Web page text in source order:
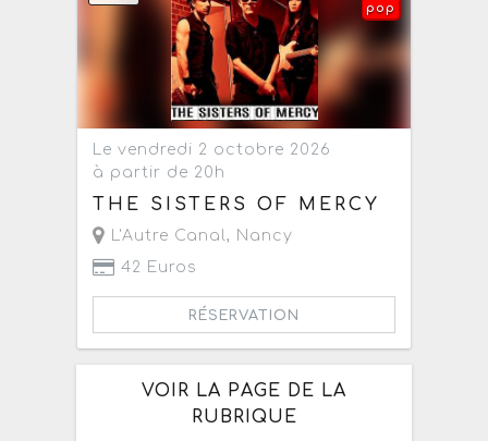
pop
Le vendredi 2 octobre 2026
à partir de 20h
THE SISTERS OF MERCY
L'Autre Canal , Nancy
42 Euros
RÉSERVATION
VOIR LA PAGE DE LA
RUBRIQUE